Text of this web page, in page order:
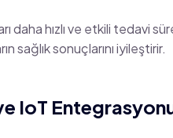
daha hızlı ve etkili tedavi
sağlık sonuçlarını iyileştirir.
IoT